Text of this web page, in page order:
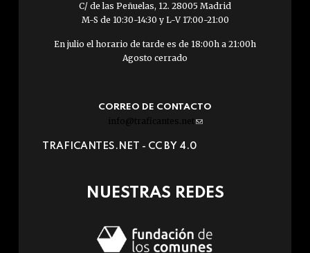
C/ de las Peñuelas, 12. 28005 Madrid
M-S de 10:30-14:30 y L-V 17:00-21:00
En julio el horario de tarde es de 18:00h a 21:00h
Agosto cerrado
CORREO DE CONTACTO
info@traficantes.net (link
e-
TRAFICANTES.NET - CC BY 4.0
NUESTRAS REDES